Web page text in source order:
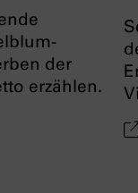
der
erzählen.